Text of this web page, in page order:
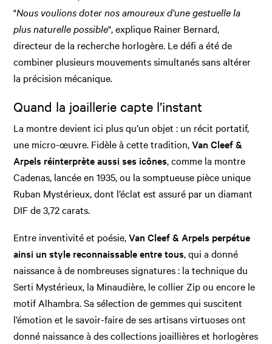
"Nous voulions doter nos amoureux d’une gestuelle la
plus naturelle possible", explique Rainer Bernard,
directeur de la recherche horlogère. Le défi a été de
combiner plusieurs mouvements simultanés sans altérer
la précision mécanique.
Quand la joaillerie capte l’instant
La montre devient ici plus qu’un objet : un récit portatif,
une micro-œuvre. Fidèle à cette tradition,Van Cleef &
Arpels réinterprète aussi ses icônes, comme la montre
Cadenas, lancée en 1935, ou la somptueuse pièce unique
Ruban Mystérieux, dont l’éclat est assuré par un diamant
DIF de 3,72 carats.
Entre inventivité et poésie,Van Cleef & Arpels perpétue
ainsi un style reconnaissable entre tous, qui a donné
naissance à de nombreuses signatures : la technique du
Serti Mystérieux, la Minaudière, le collier Zip ou encore le
motif Alhambra. Sa sélection de gemmes qui suscitent
l’émotion et le savoir-faire de ses artisans virtuoses ont
donné naissance à des collections joaillières et horlogères